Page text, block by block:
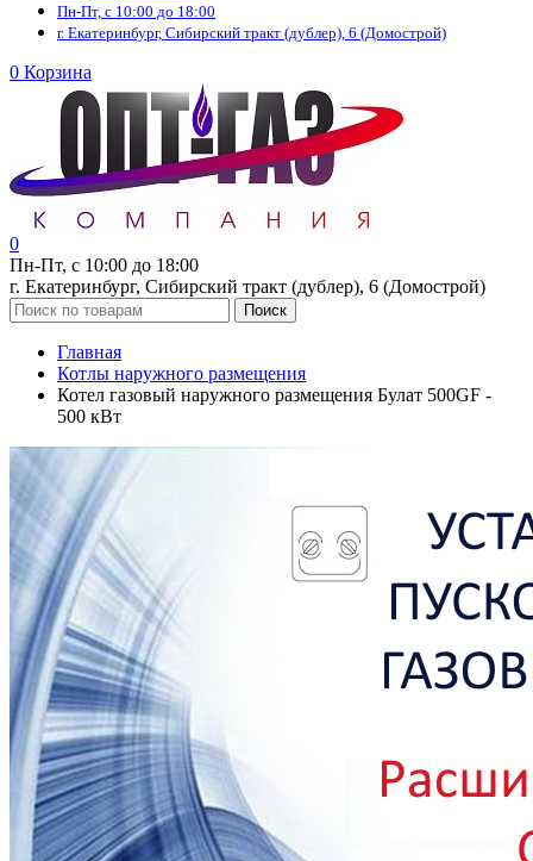
Пн-Пт, с 10:00 до 18:00
г. Екатеринбург, Сибирский тракт (дублер), 6 (Домострой)
0 Корзина
0
Пн-Пт, с 10:00 до 18:00
г. Екатеринбург, Сибирский тракт (дублер), 6 (Домострой)
Поиск
Главная
Котлы наружного размещения
Котел газовый наружного размещения Булат 500GF -
500 кВт